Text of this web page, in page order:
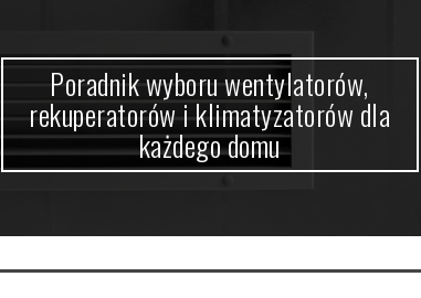
Poradnik wyboru wentylatorów,
rekuperatorów i klimatyzatorów dla
każdego domu